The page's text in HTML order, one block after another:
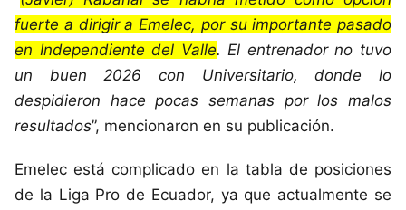
fuerte a dirigir a Emelec, por su importante pasado
en Independiente del Valle. El entrenador no tuvo
un buen 2026 con Universitario, donde lo
despidieron hace pocas semanas por los malos
resultados”, mencionaron en su publicación.
Emelec está complicado en la tabla de posiciones
de la Liga Pro de Ecuador, ya que actualmente se